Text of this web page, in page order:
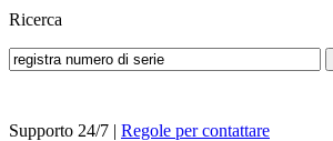
Ricerca
Supporto 24/7 | Regole per contattare